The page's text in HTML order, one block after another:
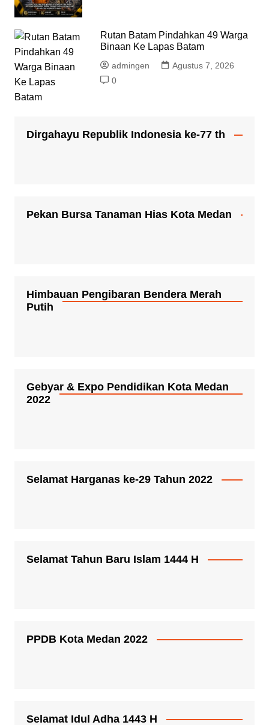
Rutan Batam Pindahkan 49 Warga
Binaan Ke Lapas Batam
admingen
Agustus 7, 2026
0
Dirgahayu Republik Indonesia ke-77 th
Pekan Bursa Tanaman Hias Kota Medan
Himbauan Pengibaran Bendera Merah
Putih
Gebyar & Expo Pendidikan Kota Medan
2022
Selamat Harganas ke-29 Tahun 2022
Selamat Tahun Baru Islam 1444 H
PPDB Kota Medan 2022
Selamat Idul Adha 1443 H